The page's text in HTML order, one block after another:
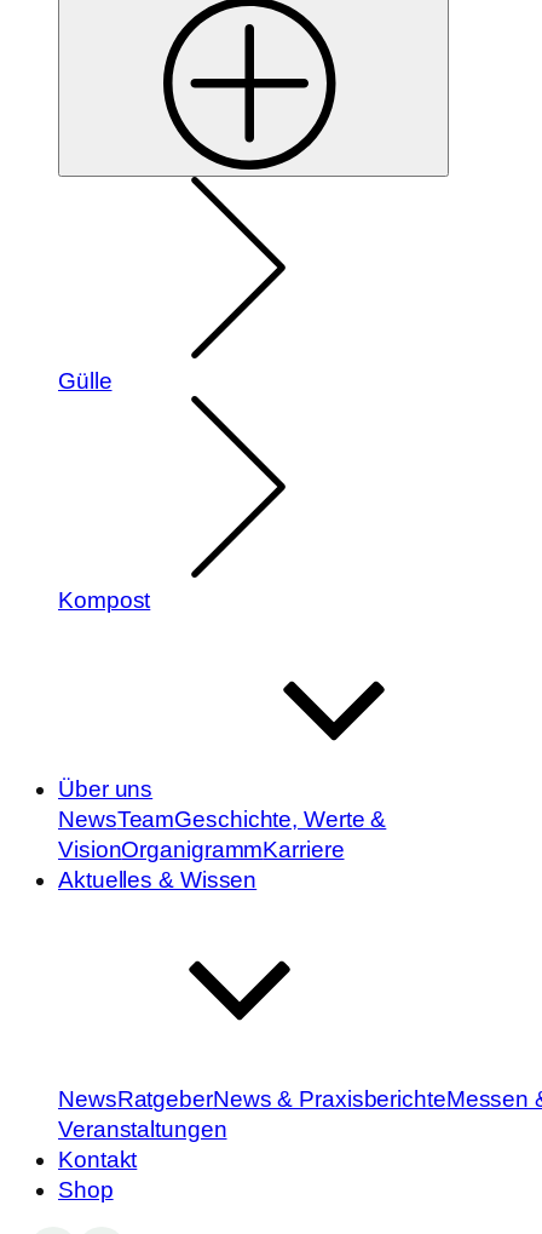
Gülle
Kompost
Über uns
NewsTeamGeschichte, Werte &
VisionOrganigrammKarriere
Aktuelles & Wissen
NewsRatgeberNews & PraxisberichteMessen
Veranstaltungen
Kontakt
Shop